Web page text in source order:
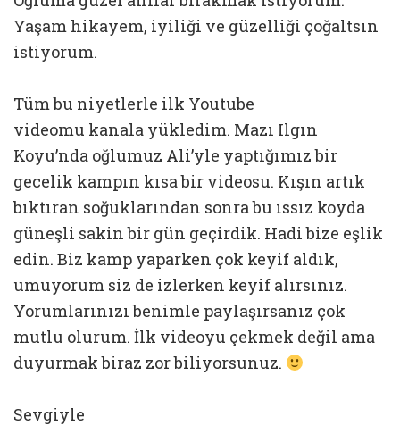
Yaşam hikayem, iyiliği ve güzelliği çoğaltsın
istiyorum.
Tüm bu niyetlerle ilk Youtube
videomu kanala yükledim. Mazı Ilgın
Koyu’nda oğlumuz Ali’yle yaptığımız bir
gecelik kampın kısa bir videosu. Kışın artık
bıktıran soğuklarından sonra bu ıssız koyda
güneşli sakin bir gün geçirdik. Hadi bize eşlik
edin. Biz kamp yaparken çok keyif aldık,
umuyorum siz de izlerken keyif alırsınız.
Yorumlarınızı benimle paylaşırsanız çok
mutlu olurum. İlk videoyu çekmek değil ama
duyurmak biraz zor biliyorsunuz.
Sevgiyle